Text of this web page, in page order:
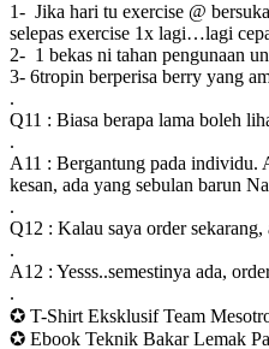
1- Jika hari tu exercise @
selepas exercise 1x lagi…lagi
2- 1 bekas ni tahan pengunaan
3- 6tropin berperisa berry yang
.
Q11 : Biasa berapa lama boleh
.
A11 : Bergantung pada individu.
kesan, ada yang sebulan barun
.
Q12 : Kalau saya order
.
A12 : Yesss..semestinya ada,
.
✪ T-Shirt Eksklusif Team
✪ Ebook Teknik Bakar Lemak